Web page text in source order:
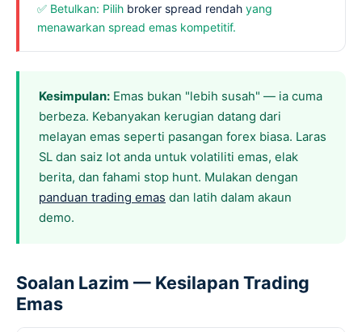
✅ Betulkan: Pilih broker spread rendah yang
menawarkan spread emas kompetitif.
Kesimpulan: Emas bukan "lebih susah" — ia cuma
berbeza. Kebanyakan kerugian datang dari
melayan emas seperti pasangan forex biasa. Laras
SL dan saiz lot anda untuk volatiliti emas, elak
berita, dan fahami stop hunt. Mulakan dengan
panduan trading emas dan latih dalam akaun
demo.
Soalan Lazim — Kesilapan Trading
Emas